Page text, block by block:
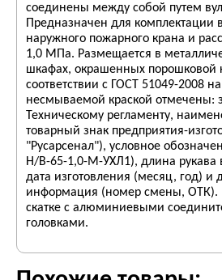
соединены между собой путем
Предназначен для комплектации
наружного пожарного крана и
1,0 МПа. Размещается в
шкафах, окрашенных порошковой
соответствии с ГОСТ 51049-2008
несмываемой краской отмечены:
Техническому регламенту,
товарный знак предприятия-
"Русарсенал"), условное
Н/В-65-1,0-М-УХЛ1), длина рукава
дата изготовления (месяц, год) и
информация (номер смены, ОТК).
скатке с алюминиевыми
головками.